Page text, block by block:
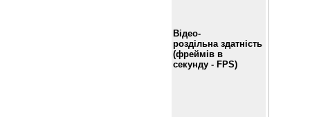
Відео-
роздільна здатність
(фреймів в
секунду - FPS)